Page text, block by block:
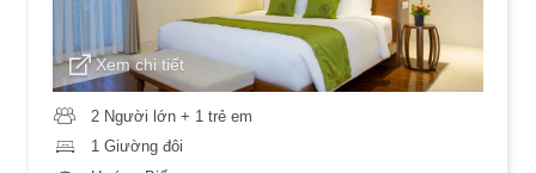
Xem chi tiết
2 Người lớn + 1 trẻ em
1 Giường đôi